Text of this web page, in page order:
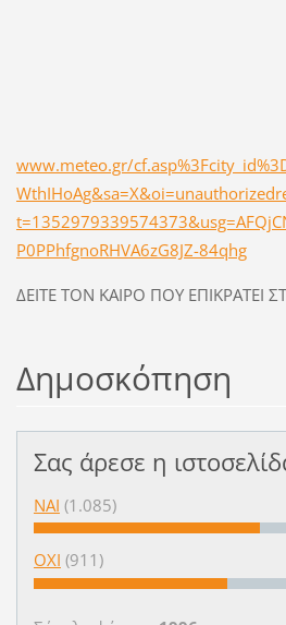
www.meteo.gr/
P0PPhfgnoRHVA6zG8JZ-84qhg
ΔΕΙΤΕ ΤΟΝ ΚΑΙΡΟ ΠΟΥ ΕΠΙΚΡΑΤΕΙ
Δημοσκόπηση
Σας άρεσε η
ΝΑΙ (1.085)
ΟΧΙ (911)